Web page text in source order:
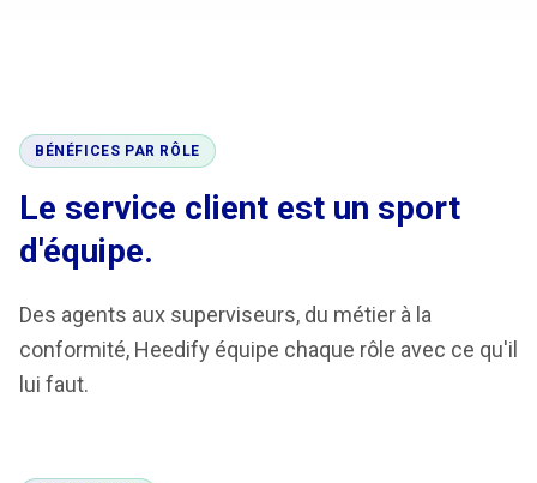
BÉNÉFICES PAR RÔLE
Le service client est un sport
d'équipe.
Des agents aux superviseurs, du métier à la
conformité, Heedify équipe chaque rôle avec ce qu'il
lui faut.